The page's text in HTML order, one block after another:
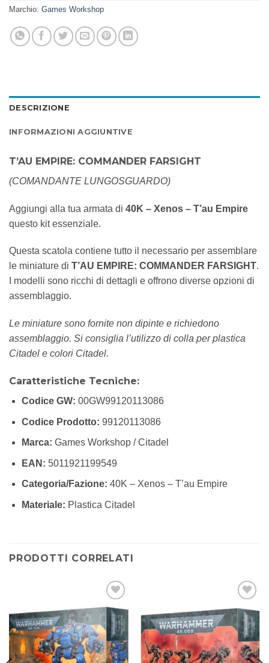
Marchio: Games Workshop
DESCRIZIONE
INFORMAZIONI AGGIUNTIVE
T’AU EMPIRE: COMMANDER FARSIGHT
(COMANDANTE LUNGOSGUARDO)
Aggiungi alla tua armata di 40K – Xenos – T’au Empire
questo kit essenziale.
Questa scatola contiene tutto il necessario per assemblare
le miniature di T’AU EMPIRE: COMMANDER FARSIGHT.
I modelli sono ricchi di dettagli e offrono diverse opzioni di
assemblaggio.
Le miniature sono fornite non dipinte e richiedono
assemblaggio. Si consiglia l’utilizzo di colla per plastica
Citadel e colori Citadel.
Caratteristiche Tecniche:
Codice GW: 00GW99120113086
Codice Prodotto: 99120113086
Marca: Games Workshop / Citadel
EAN: 5011921199549
Categoria/Fazione: 40K – Xenos – T’au Empire
Materiale: Plastica Citadel
PRODOTTI CORRELATI
Aggiungi
alla lista
dei
desideri
Aggiungi
alla lista
dei
desideri